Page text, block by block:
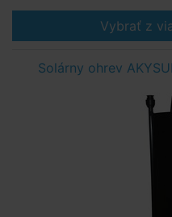
Vybrať z
Solárny ohrev